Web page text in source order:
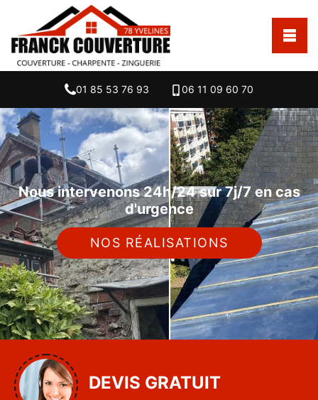
01 85 53 76 93 06 11 09 60 70
Nous intervenons 24h/24 sur 7j/7 en cas
d'urgence
NOS RÉALISATIONS
DEVIS GRATUIT